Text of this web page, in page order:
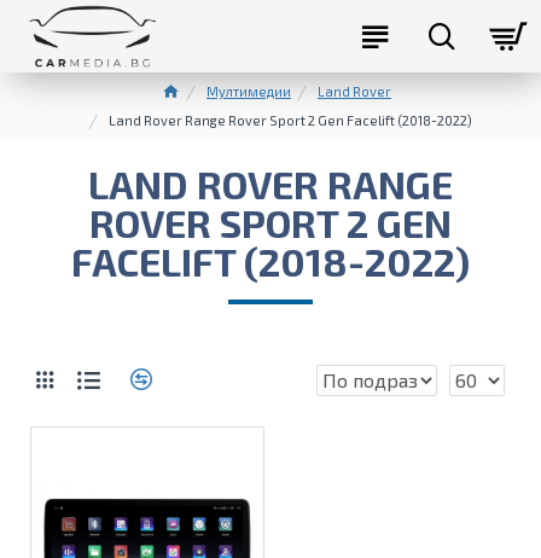
Мултимедии
Land Rover
Land Rover Range Rover Sport 2 Gen Facelift (2018-2022)
LAND ROVER RANGE
ROVER SPORT 2 GEN
FACELIFT (2018-2022)